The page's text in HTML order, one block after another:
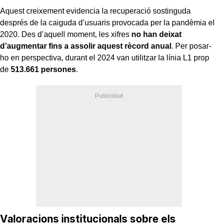
Aquest creixement evidencia la recuperació sostinguda
després de la caiguda d’usuaris provocada per la pandèmia el
2020. Des d’aquell moment, les xifres no han deixat
d’augmentar fins a assolir aquest rècord anual . Per posar-
ho en perspectiva, durant el 2024 van utilitzar la línia L1 prop
de 513.661 persones.
Valoracions institucionals sobre els